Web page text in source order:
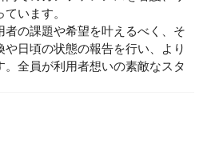
PCを使用
日！
す！
』のおすすめポイント！
笑顔のため、いつも考え行動し
います。
者の課題や希望を叶えるべく、そ
日頃の状態の報告を行い、より
全員が利用者想いの素敵なスタ